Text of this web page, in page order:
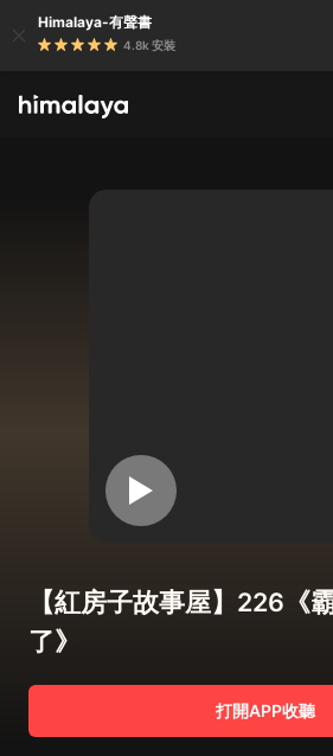
Himalaya-有聲書
4.8k 安裝
【紅房子故事屋】226《
了》
打開APP收聽